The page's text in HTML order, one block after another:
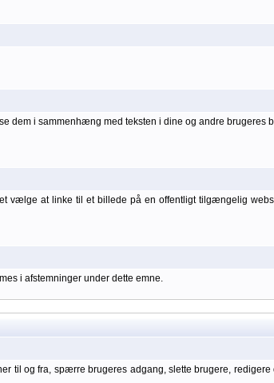
dem i sammenhæng med teksten i dine og andre brugeres
at linke til et billede på en offentligt tilgængelig
i afstemninger under dette emne.
til og fra, spærre brugeres adgang, slette brugere,